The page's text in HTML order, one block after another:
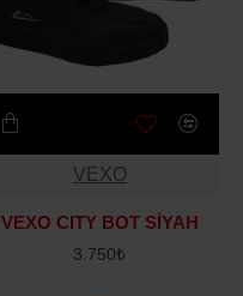
VEXO
VEXO CITY BOT SİYAH
3.750₺